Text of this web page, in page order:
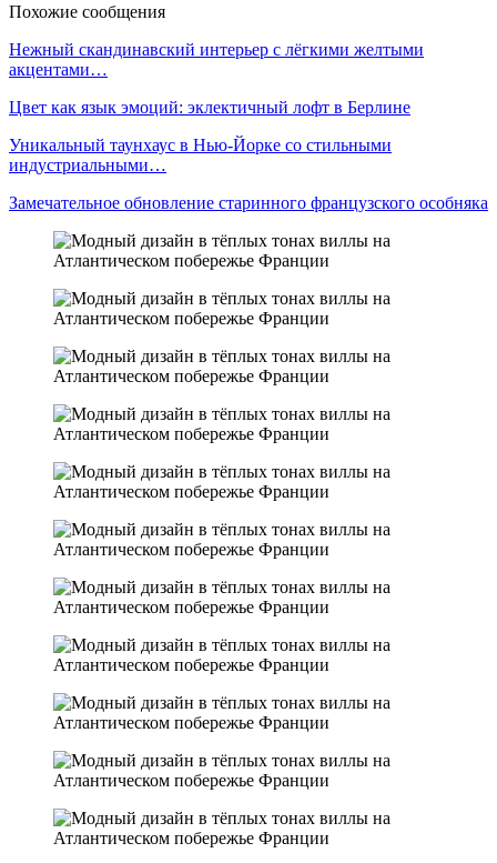
Похожие сообщения
Нежный скандинавский интерьер с лёгкими желтыми
акцентами…
Цвет как язык эмоций: эклектичный лофт в Берлине
Уникальный таунхаус в Нью-Йорке со стильными
индустриальными…
Замечательное обновление старинного французского особняка